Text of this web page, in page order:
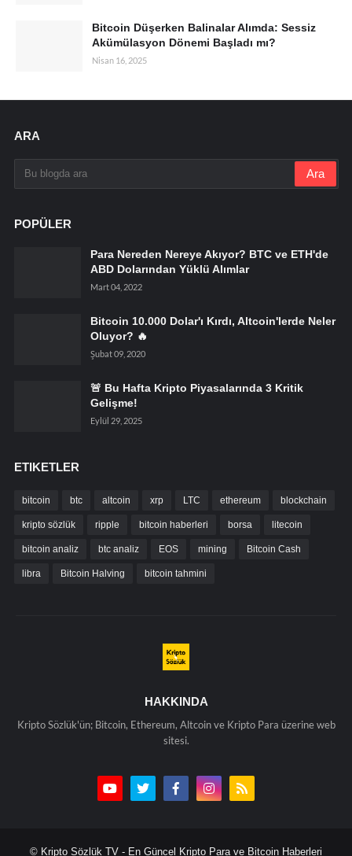
Bitcoin Düşerken Balinalar Alımda: Sessiz
Akümülasyon Dönemi Başladı mı?
Nisan 16, 2025
ARA
POPÜLER
Para Nereden Nereye Akıyor? BTC ve ETH'de
ABD Dolarından Yüklü Alımlar
Mart 04, 2022
Bitcoin 10.000 Dolar'ı Kırdı, Altcoin'lerde Neler
Oluyor? 🔥
Şubat 09, 2020
🚨 Bu Hafta Kripto Piyasalarında 3 Kritik
Gelişme!
Eylül 29, 2025
ETIKETLER
bitcoin btc altcoin xrp LTC ethereum blockchain
kripto sözlük ripple bitcoin haberleri borsa litecoin
bitcoin analiz btc analiz EOS mining Bitcoin Cash
libra Bitcoin Halving bitcoin tahmini
HAKKINDA
Kripto Sözlük'ün; Bitcoin, Ethereum, Altcoin ve Kripto Para üzerine web
sitesi.
© Kripto Sözlük TV - En Güncel Kripto Para ve Bitcoin Haberleri